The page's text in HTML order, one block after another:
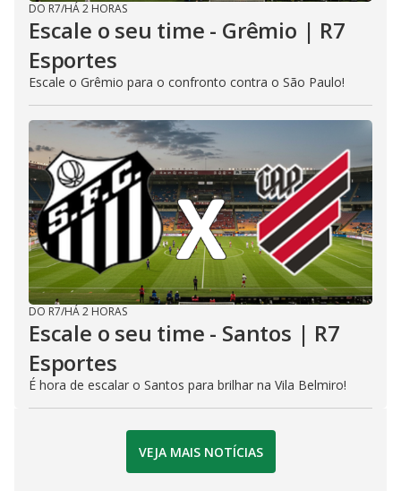
DO R7/HÁ 2 HORAS
Escale o seu time - Grêmio | R7
Esportes
Escale o Grêmio para o confronto contra o São Paulo!
DO R7/HÁ 2 HORAS
Escale o seu time - Santos | R7
Esportes
É hora de escalar o Santos para brilhar na Vila Belmiro!
VEJA MAIS NOTÍCIAS